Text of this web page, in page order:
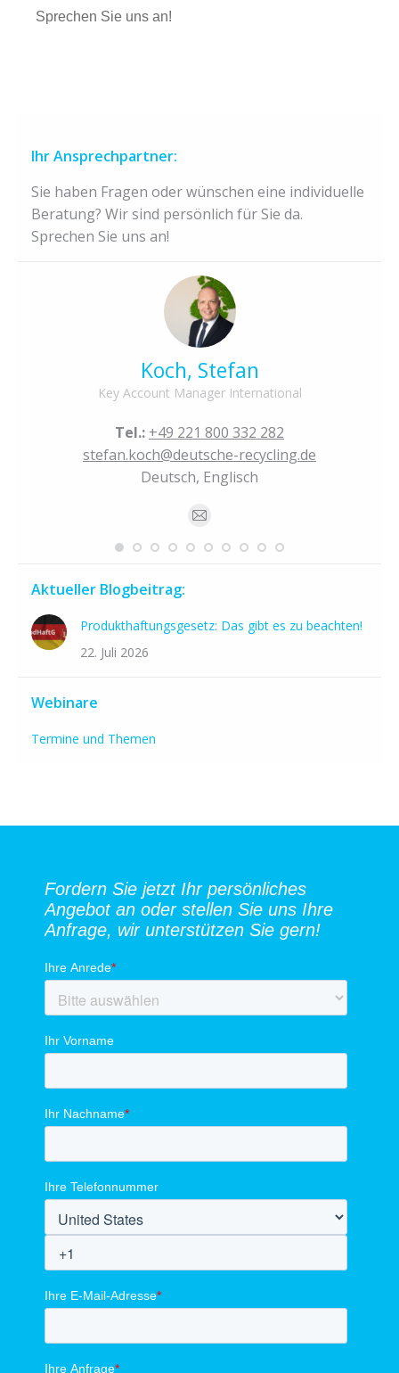
Sprechen Sie uns an!
Ihr Ansprechpartner:
Sie haben Fragen oder wünschen eine individuelle
Beratung? Wir sind persönlich für Sie da.
Sprechen Sie uns an!
Koch, Stefan
Key Account Manager International
Tel.: +49 221 800 332 282
stefan.koch@deutsche-recycling.de
Deutsch, Englisch
E-
mail
Aktueller Blogbeitrag:
Produkthaftungsgesetz: Das gibt es zu beachten!
22. Juli 2026
Webinare
Termine und Themen